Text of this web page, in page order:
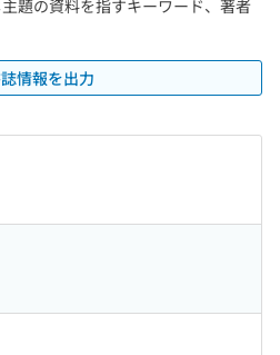
題の資料を指すキーワード、著者
情報を出力